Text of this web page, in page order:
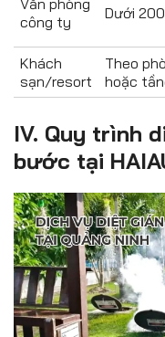
Văn phòng
công ty
Dưới
Khách
sạn/resort
Theo
hoặc
IV. Quy trình
bước tại